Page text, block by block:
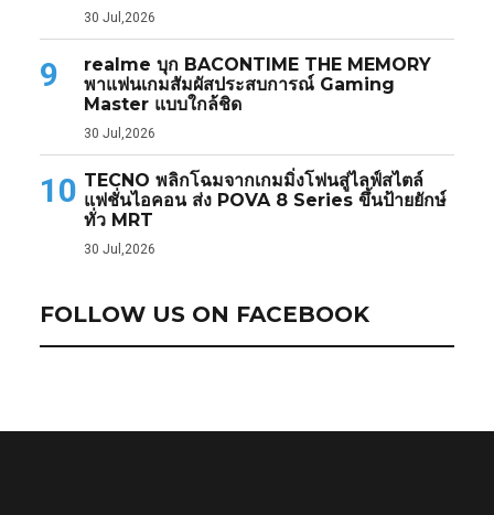
30 Jul,2026
9
realme บุก BACONTIME THE MEMORY
พาแฟนเกมสัมผัสประสบการณ์ Gaming
Master แบบใกล้ชิด
30 Jul,2026
10 TECNO พลิกโฉมจากเกมมิ่งโฟนสู่ไลฟ์สไตล์
แฟชั่นไอคอน ส่ง POVA 8 Series ขึ้นป้ายยักษ์
ทั่ว MRT
30 Jul,2026
FOLLOW US ON FACEBOOK